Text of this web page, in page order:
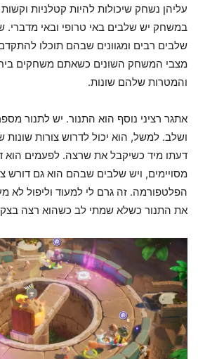
עליהן נשחק שיכולות להיות קטלניות
במשחק יש שלבים באי טרופי ובאי מדברי.
שלבים רבים ומגוונים שבהם תוכלו
מצבי המשחק השונים כשאתם משחקים
והמטרות שלהם שונות.
אתגר רציני נוסף הוא התנור. יש לתנור
ושלב. למשל, הוא יכול לדרוש צורות
דעתו מיד כשיקבל את שרצה. לפעמים הוא
מסויימים, ויש שלבים שבהם הוא גם דורש
הפלטפורמה. זה גרם לי למעוד וליפול לא
את התנור כשלא שמתי לב כשהוא רצה